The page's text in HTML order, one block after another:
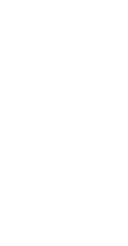
* 155
나 신고할 수 있나요?